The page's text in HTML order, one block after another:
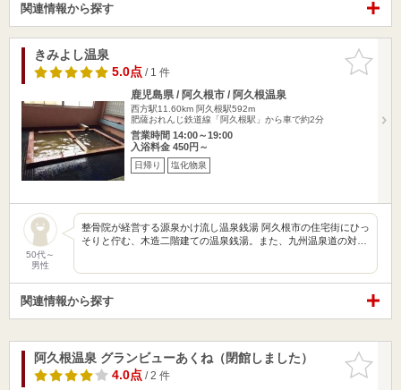
関連情報から探す
お気に入
りに追加
きみよし温泉
5.0点/ 1 件
鹿児島県 / 阿久根市 / 阿久根温泉
西方駅11.60km 阿久根駅592m
肥薩おれんじ鉄道線「阿久根駅」から車で約2分
営業時間 14:00～19:00
入浴料金 450円～
日帰り 塩化物泉
50代～
男性
整骨院が経営する源泉かけ流し温泉銭湯 阿久根市の住宅街にひっ
そりと佇む、木造二階建ての温泉銭湯。また、九州温泉道の対…
関連情報から探す
お気に入
りに追加
阿久根温泉 グランビューあくね（閉館しました）
4.0点/ 2 件